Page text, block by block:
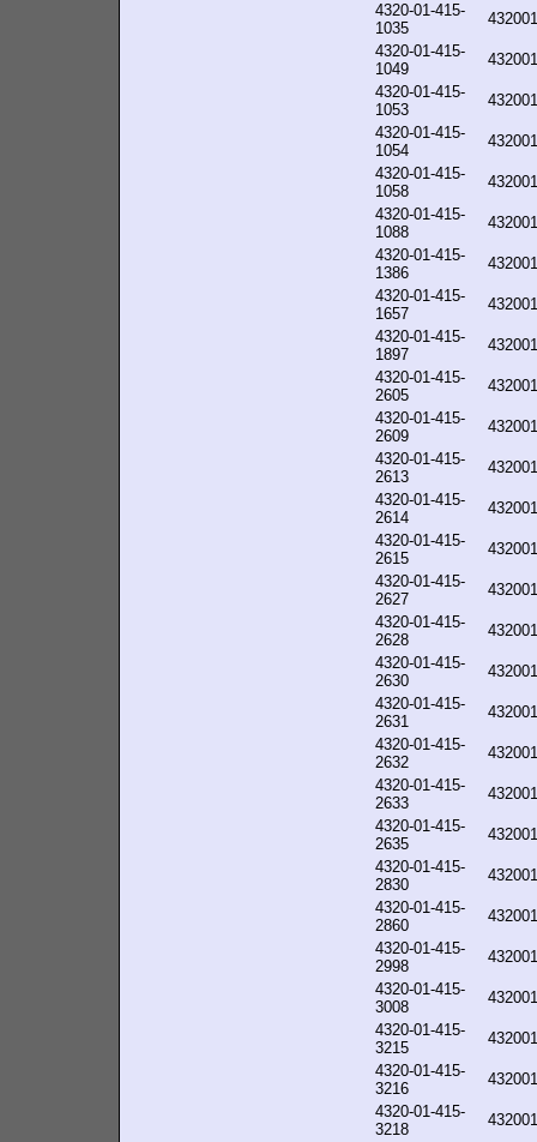
4320-01-415-
1035
4320-01-415-
1049
4320-01-415-
1053
4320-01-415-
1054
4320-01-415-
1058
4320-01-415-
1088
4320-01-415-
1386
4320-01-415-
1657
4320-01-415-
1897
4320-01-415-
2605
4320-01-415-
2609
4320-01-415-
2613
4320-01-415-
2614
4320-01-415-
2615
4320-01-415-
2627
4320-01-415-
2628
4320-01-415-
2630
4320-01-415-
2631
4320-01-415-
2632
4320-01-415-
2633
4320-01-415-
2635
4320-01-415-
2830
4320-01-415-
2860
4320-01-415-
2998
4320-01-415-
3008
4320-01-415-
3215
4320-01-415-
3216
4320-01-415-
3218